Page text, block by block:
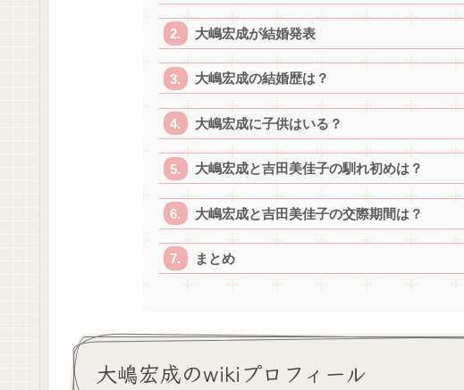
大嶋宏成が結婚発表
大嶋宏成の結婚歴は？
大嶋宏成に子供はいる？
大嶋宏成と吉田美佳子の馴れ初めは？
大嶋宏成と吉田美佳子の交際期間は？
まとめ
大嶋宏成のwikiプロフィール